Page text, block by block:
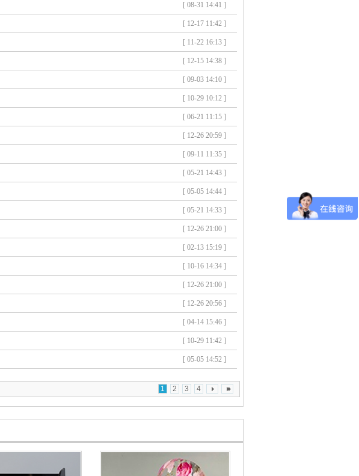
[ 08-31 14:41 ]
[ 12-17 11:42 ]
[ 11-22 16:13 ]
[ 12-15 14:38 ]
[ 09-03 14:10 ]
[ 10-29 10:12 ]
[ 06-21 11:15 ]
[ 12-26 20:59 ]
[ 09-11 11:35 ]
[ 05-21 14:43 ]
[ 05-05 14:44 ]
[ 05-21 14:33 ]
[ 12-26 21:00 ]
[ 02-13 15:19 ]
[ 10-16 14:34 ]
[ 12-26 21:00 ]
[ 12-26 20:56 ]
[ 04-14 15:46 ]
[ 10-29 11:42 ]
[ 05-05 14:52 ]
1 2 3 4